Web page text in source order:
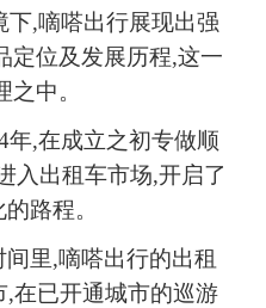
,嘀嗒出行展现出强
定位及发展历程,这一
中。
,在成立之初专做顺
入出租车市场,开启了
路程。
里,嘀嗒出行的出租
在已开通城市的巡游